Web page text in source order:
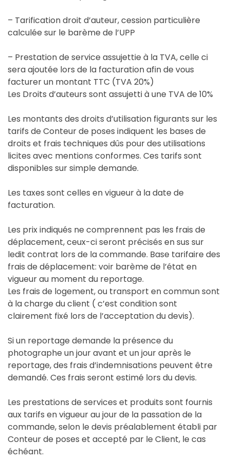
– Tarification droit d’auteur, cession particulière
calculée sur le barème de l’UPP
– Prestation de service assujettie à la TVA, celle ci
sera ajoutée lors de la facturation afin de vous
facturer un montant TTC (TVA 20%)
Les Droits d’auteurs sont assujetti à une TVA de 10%
Les montants des droits d’utilisation figurants sur les
tarifs de Conteur de poses indiquent les bases de
droits et frais techniques dûs pour des utilisations
licites avec mentions conformes. Ces tarifs sont
disponibles sur simple demande.
Les taxes sont celles en vigueur à la date de
facturation.
Les prix indiqués ne comprennent pas les frais de
déplacement, ceux-ci seront précisés en sus sur
ledit contrat lors de la commande. Base tarifaire des
frais de déplacement: voir barème de l’état en
vigueur au moment du reportage.
Les frais de logement, ou transport en commun sont
à la charge du client ( c’est condition sont
clairement fixé lors de l’acceptation du devis).
Si un reportage demande la présence du
photographe un jour avant et un jour après le
reportage, des frais d’indemnisations peuvent être
demandé. Ces frais seront estimé lors du devis.
Les prestations de services et produits sont fournis
aux tarifs en vigueur au jour de la passation de la
commande, selon le devis préalablement établi par
Conteur de poses et accepté par le Client, le cas
échéant.